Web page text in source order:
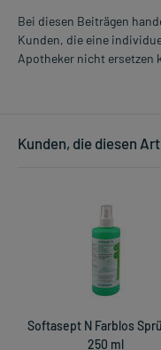
Bei diesen Beiträgen
Kunden, die eine
Apotheker nicht ersetzen
Kunden, die diesen
Softasept N Farblos
250 ml